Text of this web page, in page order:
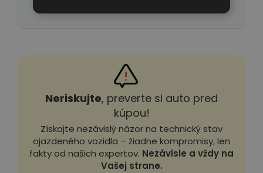
Neriskujte, preverte si auto pred
kúpou!
Získajte nezávislý názor na technický stav
ojazdeného vozidla – žiadne kompromisy, len
fakty od našich expertov. Nezávisle a vždy na
Vašej strane.